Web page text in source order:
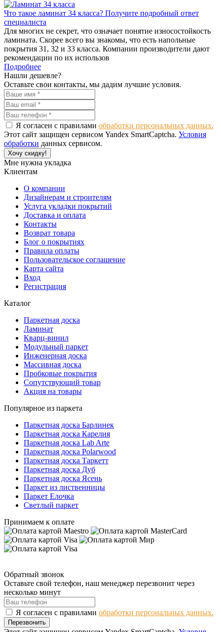
Что такое ламинат 34 класса? Получите подробный ответ
специалиста
Для многих не секрет, что означает понятие износостойкость
ламината. Скорее всего вы знакомы, что есть напольные
покрытия 31, 32 и 33 класса. Компании производители дают
рекомендации по их использов
Подробнее
Нашли дешевле?
Оставьте свои контакты, мы дадим лучшие условия.
Я согласен с правилами обработки персональных данных.
Этот сайт защищен сервисом Yandex SmartCaptcha. Условия
обработки данных сервисом.
Хочу скидку!
Мне нужна укладка
Клиентам
О компании
Дизайнерам и строителям
Услуга укладки покрытий
Доставка и оплата
Контакты
Возврат товара
Блог о покрытиях
Правила оплаты
Пользовательское соглашение
Карта сайта
Вход
Регистрация
Каталог
Паркетная доска
Ламинат
Кварц-винил
Модульный паркет
Инженерная доска
Массивная доска
Пробковые покрытия
Сопутствующий товар
Акция на товары
Популярное из паркета
Паркетная доска Барлинек
Паркетная доска Карелия
Паркетная доска Lab Arte
Паркетная доска Polarwood
Паркетная доска Таркетт
Паркетная доска Дуб
Паркетная доска Ясень
Паркет из лиственницы
Паркет Елочка
Светлый паркет
Принимаем к оплате
Обратный звонок
Оставьте свой телефон, наш менеджер перезвонит через
несколько минут
Я согласен с правилами обработки персональных данных.
Перезвонить